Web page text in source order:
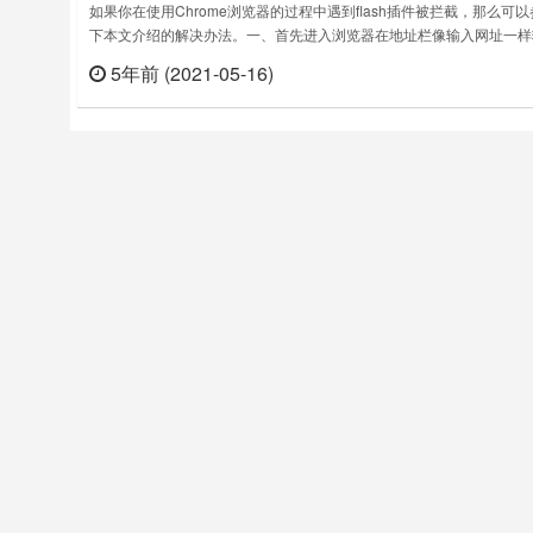
如果你在使用Chrome浏览器的过程中遇到flash插件被拦截，那么可以
下本文介绍的解决办法。一、首先进入浏览器在地址栏像输入网址一
贴收尾的引号）。Chrome：谷歌浏览器，flags：设置项列表。run-all-
flash-in-……
5年前 (2021-05-16)